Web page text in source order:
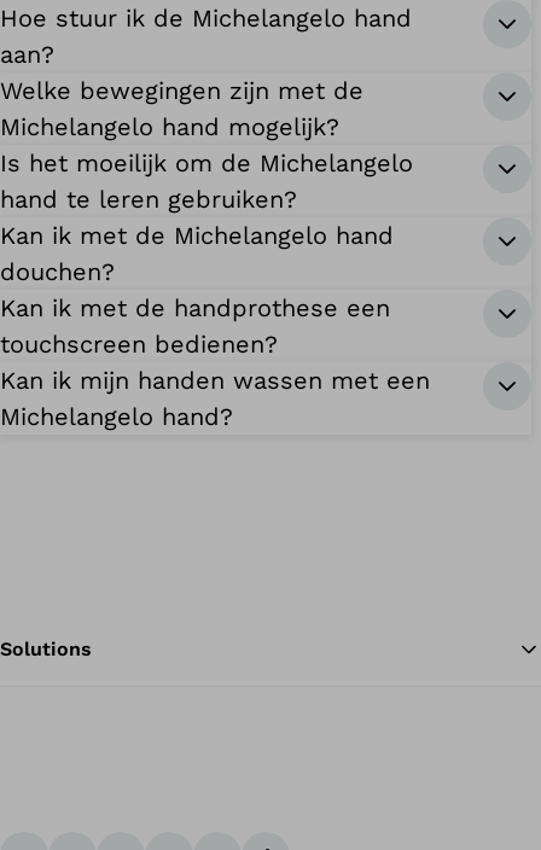
Hoe stuur ik de Michelangelo hand
aan?
Welke bewegingen zijn met de
Michelangelo hand mogelijk?
Is het moeilijk om de Michelangelo
hand te leren gebruiken?
Kan ik met de Michelangelo hand
douchen?
Kan ik met de handprothese een
touchscreen bedienen?
Kan ik mijn handen wassen met een
Michelangelo hand?
Solutions